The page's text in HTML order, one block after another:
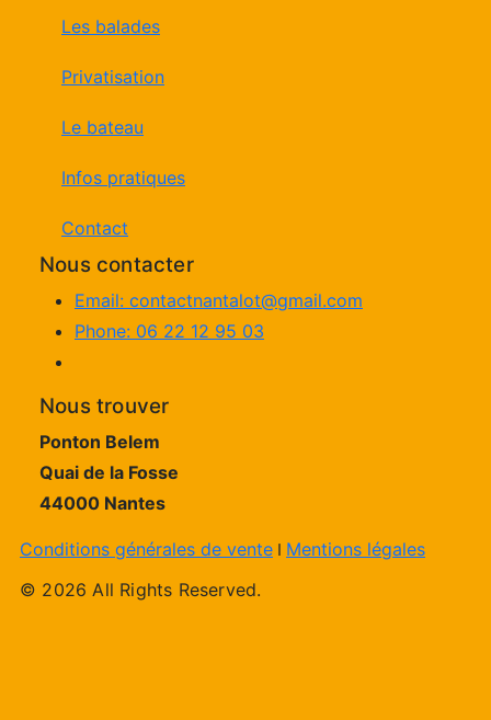
Les balades
Privatisation
Le bateau
Infos pratiques
Contact
Nous contacter
Email: contactnantalot@gmail.com
Phone: 06 22 12 95 03
Nous trouver
Ponton Belem
Quai de la Fosse
44000 Nantes
Conditions générales de vente I Mentions légales
© 2026 All Rights Reserved.